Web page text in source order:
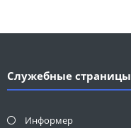
Служебные страницы
Информер